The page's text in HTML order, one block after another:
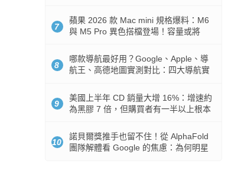
7
蘋果 2026 款 Mac mini 規格爆料：M6
與 M5 Pro 異色搭檔登場！容量或將
8
哪款導航最好用？Google、Apple、導
航王、高德地圖實測對比：四大導航實
9
美國上半年 CD 銷量大增 16%：增速約
為黑膠 7 倍，但購買者有一半以上根本
10
諾貝爾獎推手也留不住！從 AlphaFold
團隊解體看 Google 的焦慮：為何明星